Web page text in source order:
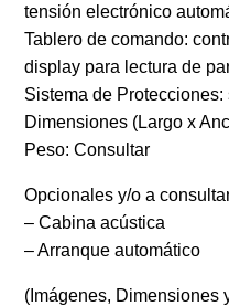
tensión electrónico
Tablero de comando:
display para lectura de
Sistema de Protecciones:
Dimensiones (Largo x
Peso: Consultar
Opcionales y/o a
– Cabina acústica
– Arranque automático
(Imágenes, Dimensiones